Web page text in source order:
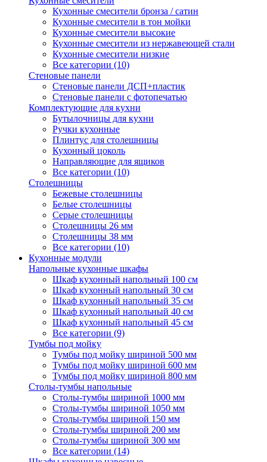
Кухонные смесители бронза / сатин
Кухонные смесители в тон мойки
Кухонные смесители высокие
Кухонные смесители из нержавеющей стали
Кухонные смесители низкие
Все категории (10)
Стеновые панели
Стеновые панели ДСП+пластик
Стеновые панели с фотопечатью
Комплектующие для кухни
Бутылочницы для кухни
Ручки кухонные
Плинтус для столешницы
Кухонный цоколь
Направляющие для ящиков
Все категории (10)
Столешницы
Бежевые столешницы
Белые столешницы
Серые столешницы
Столешницы 26 мм
Столешницы 38 мм
Все категории (10)
Кухонные модули
Напольные кухонные шкафы
Шкаф кухонный напольный 100 см
Шкаф кухонный напольный 30 см
Шкаф кухонный напольный 35 см
Шкаф кухонный напольный 40 см
Шкаф кухонный напольный 45 см
Все категории (9)
Тумбы под мойку
Тумбы под мойку шириной 500 мм
Тумбы под мойку шириной 600 мм
Тумбы под мойку шириной 800 мм
Столы-тумбы напольные
Столы-тумбы шириной 1000 мм
Столы-тумбы шириной 1050 мм
Столы-тумбы шириной 150 мм
Столы-тумбы шириной 200 мм
Столы-тумбы шириной 300 мм
Все категории (14)